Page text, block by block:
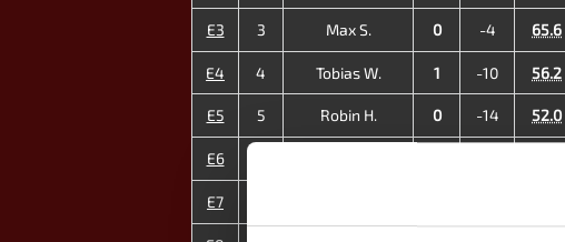
E3 3 Max S. 0 -4 65.6
E4 4 Tobias W. 1 -10 56.2
E5 5 Robin H. 0 -14 52.0
E6
E7